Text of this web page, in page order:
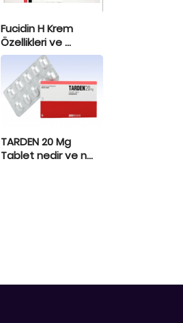
Fucidin H Krem
Özellikleri ve ...
TARDEN 20 Mg
Tablet nedir ve n...